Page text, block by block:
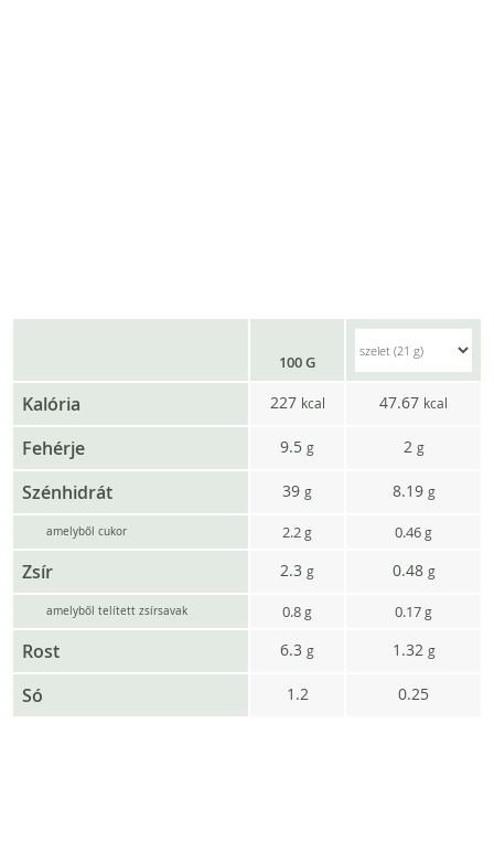
100 G
Kalória 227 kcal 47.67 kcal
Fehérje 9.5 g 2 g
Szénhidrát 39 g 8.19 g
amelyből cukor 2.2g 0.46g
Zsír 2.3 g 0.48 g
amelyből telített zsírsavak 0.8g 0.17g
Rost 6.3 g 1.32 g
Só 1.2 0.25